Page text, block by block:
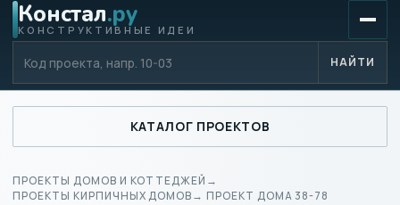
Констал.ру
КОНСТРУКТИВНЫЕ ИДЕИ
НАЙТИ
КАТАЛОГ ПРОЕКТОВ
ПРОЕКТЫ ДОМОВ И КОТТЕДЖЕЙ →
ПРОЕКТЫ КИРПИЧНЫХ ДОМОВ→ ПРОЕКТ ДОМА 38-78